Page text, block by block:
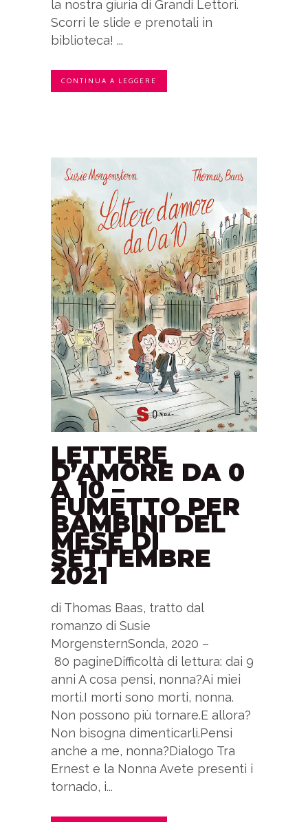
la nostra giuria di Grandi Lettori.
Scorri le slide e prenotali in
biblioteca! ...
CONTINUA A LEGGERE
LETTERE
D’AMORE DA 0
A 10 –
FUMETTO PER
BAMBINI DEL
MESE DI
SETTEMBRE
2021
di Thomas Baas, tratto dal
romanzo di Susie
MorgensternSonda, 2020 –
80 pagineDifficoltà di lettura: dai 9
anni A cosa pensi, nonna?Ai miei
morti.I morti sono morti, nonna.
Non possono più tornare.E allora?
Non bisogna dimenticarli.Pensi
anche a me, nonna?Dialogo Tra
Ernest e la Nonna Avete presenti i
tornado, i...